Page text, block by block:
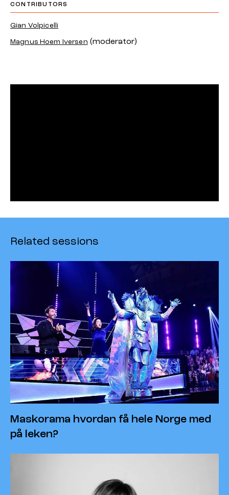
CONTRIBUTORS
Gian Volpicelli
Magnus Hoem Iversen (moderator)
Related sessions
Maskorama hvordan få hele Norge med
på leken?